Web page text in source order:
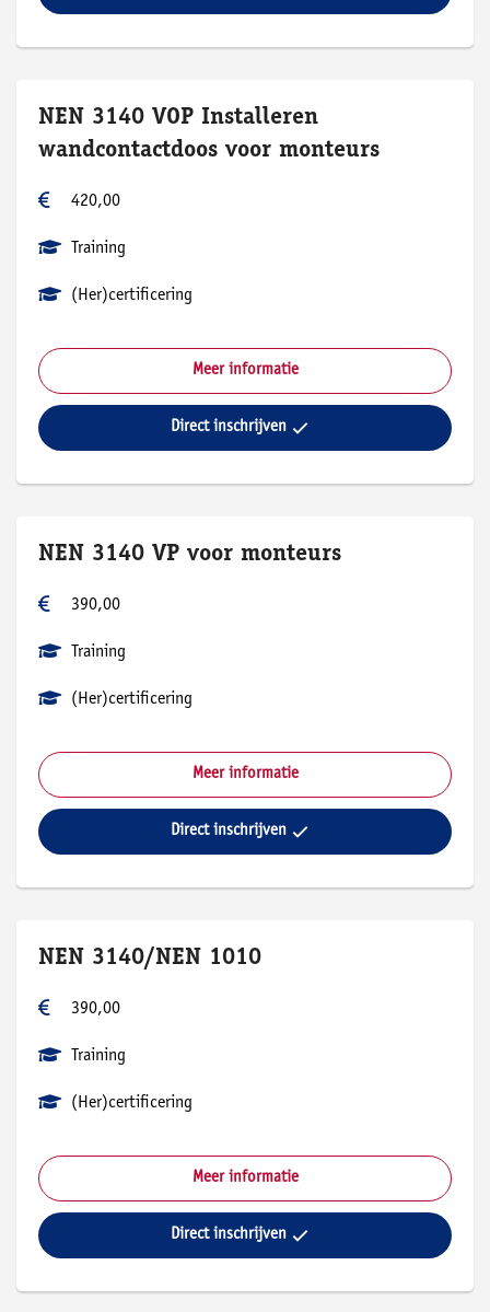
NEN 3140 VOP Installeren
wandcontactdoos voor monteurs
420,00
Training
(Her)certificering
Meer informatie
Direct inschrijven
NEN 3140 VP voor monteurs
390,00
Training
(Her)certificering
Meer informatie
Direct inschrijven
NEN 3140/NEN 1010
390,00
Training
(Her)certificering
Meer informatie
Direct inschrijven